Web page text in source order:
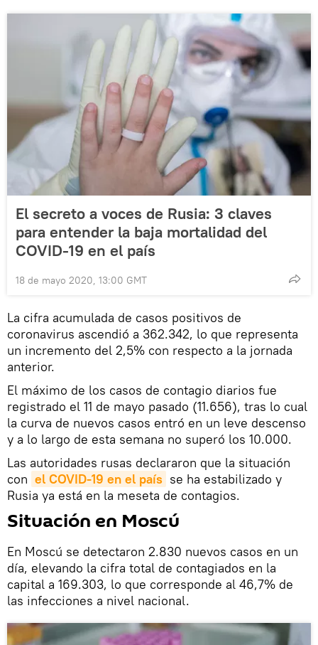
El secreto a voces de Rusia: 3 claves
para entender la baja mortalidad del
COVID-19 en el país
18 de mayo 2020, 13:00 GMT
La cifra acumulada de casos positivos de
coronavirus ascendió a 362.342, lo que representa
un incremento del 2,5% con respecto a la jornada
anterior.
El máximo de los casos de contagio diarios fue
registrado el 11 de mayo pasado (11.656), tras lo cual
la curva de nuevos casos entró en un leve descenso
y a lo largo de esta semana no superó los 10.000.
Las autoridades rusas declararon que la situación
con el COVID-19 en el país se ha estabilizado y
Rusia ya está en la meseta de contagios.
Situación en Moscú
En Moscú se detectaron 2.830 nuevos casos en un
día, elevando la cifra total de contagiados en la
capital a 169.303, lo que corresponde al 46,7% de
las infecciones a nivel nacional.